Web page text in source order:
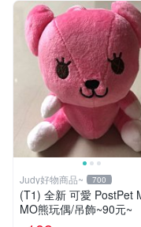
Judy好物商品~ 700
(T1) 全新 可愛 PostPet
MO熊玩偶/吊飾~90元~